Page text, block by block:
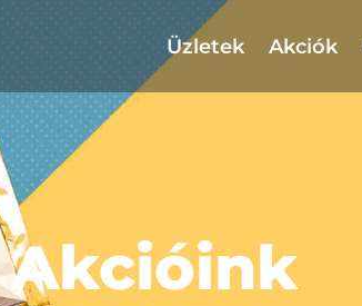
Üzletek Akciók
Akcióink